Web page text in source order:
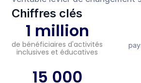
Chiffres clés
1 million
de bénéficiaires d'activités
inclusives et éducatives
15 000